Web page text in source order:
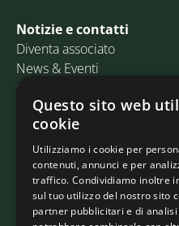
Notizie e contatti
Diventa associato
News & Eventi
Contatti
Email:info@assosped.it
PEC:
Indirizzo: Via delle
30175 Marghera (VE)
Questo sito web
cookie
Utilizziamo i cookie per
contenuti, annunci e per
traffico. Condividiamo inoltre
sul tuo utilizzo del nostro sito
partner pubblicitari e di analisi